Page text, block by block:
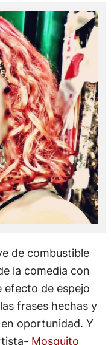
de combustible
la comedia con
efecto de espejo
frases hechas y
oportunidad. Y